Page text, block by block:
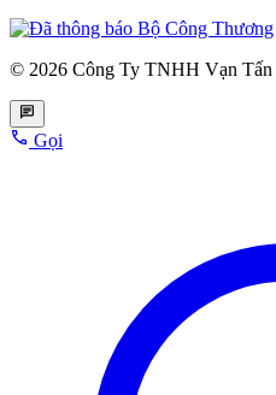
© 2026 Công Ty TNHH Vạn Tấn
Gọi